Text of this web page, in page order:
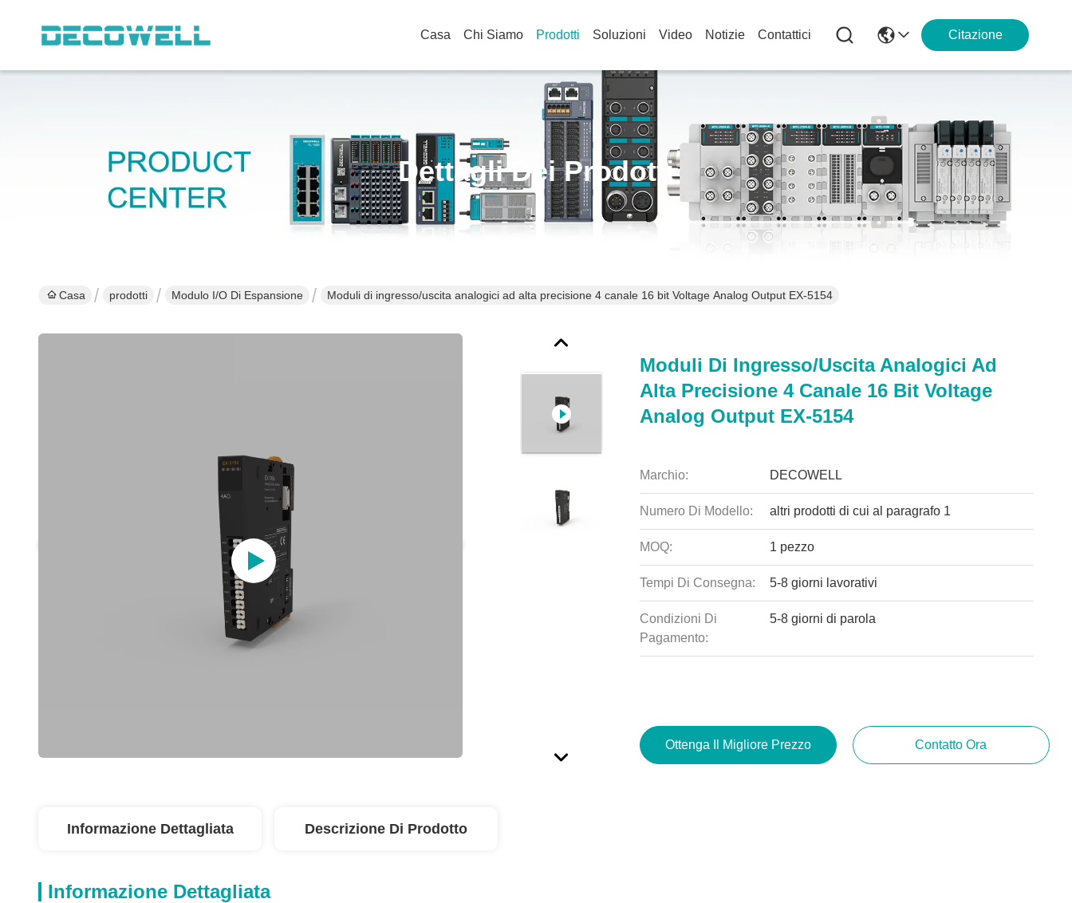
Casa Chi Siamo Prodotti Soluzioni Video Notizie Contattici Citazione
Dettagli Dei Prodotti
Casa prodotti Modulo I/O Di Espansione Moduli di ingresso/uscita analogici ad alta precisione 4 canale 16 bit Voltage Analog Output EX-5154
Moduli Di Ingresso/uscita Analogici Ad
Alta Precisione 4 Canale 16 Bit Voltage
Analog Output EX-5154
Marchio: DECOWELL
Numero Di Modello: altri prodotti di cui al paragrafo 1
MOQ: 1 pezzo
Tempi Di Consegna: 5-8 giorni lavorativi
Condizioni Di
Pagamento:
5-8 giorni di parola
Ottenga Il Migliore Prezzo Contatto Ora
Informazione Dettagliata Descrizione Di Prodotto
Informazione Dettagliata